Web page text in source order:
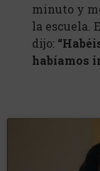
minuto y
la escuela.
dijo:
habíamos